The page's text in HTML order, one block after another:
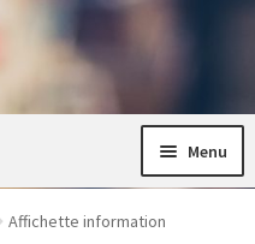
Menu
Affichette information